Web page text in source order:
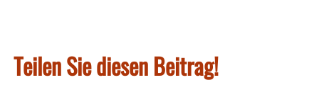
Teilen Sie diesen Beitrag!